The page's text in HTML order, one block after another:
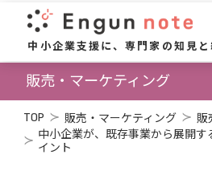
中小企業支援に、専門家の知見と
販売・マーケティング
TOP 販売・マーケティング
販
中小企業が、既存事業から展開す
イント